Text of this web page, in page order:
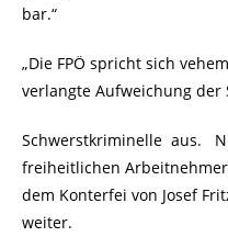
bar.“
„Die FPÖ spricht sich
verlangte Aufweichung der
Schwerstkriminelle aus.
freiheitlichen
dem Konterfei von Josef
weiter.